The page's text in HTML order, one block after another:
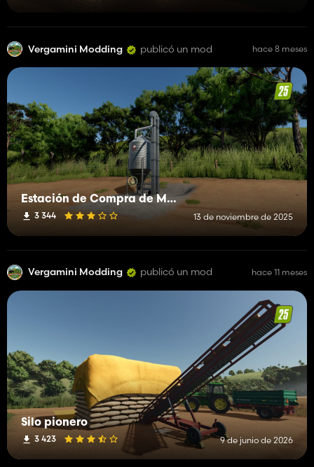
Vergamini Modding publicó un mod hace 8 meses
Estación de Compra de Multifrutas
3 344 13 de noviembre de 2025
Vergamini Modding publicó un mod hace 11 meses
Silo pionero
3 423 9 de junio de 2026